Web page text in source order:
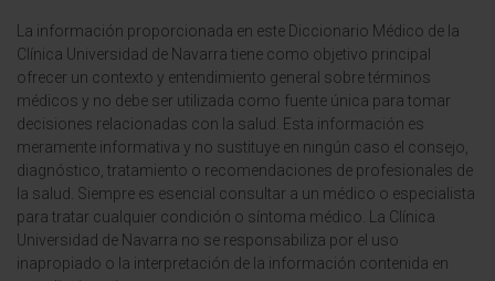
La información proporcionada en este Diccionario Médico de la
Clínica Universidad de Navarra tiene como objetivo principal
ofrecer un contexto y entendimiento general sobre términos
médicos y no debe ser utilizada como fuente única para tomar
decisiones relacionadas con la salud. Esta información es
meramente informativa y no sustituye en ningún caso el consejo,
diagnóstico, tratamiento o recomendaciones de profesionales de
la salud. Siempre es esencial consultar a un médico o especialista
para tratar cualquier condición o síntoma médico. La Clínica
Universidad de Navarra no se responsabiliza por el uso
inapropiado o la interpretación de la información contenida en